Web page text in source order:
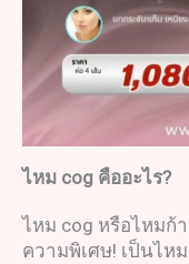
ไหม cog คืออะไร?
ไหม cog หรือไหมก้
ความพิเศษ! เป็นไห